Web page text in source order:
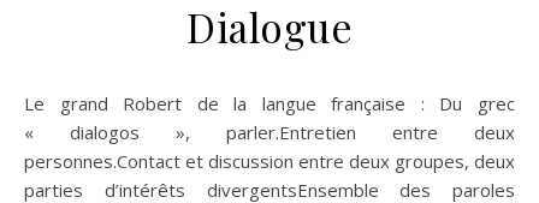
Dialogue
Le grand Robert de la langue française : Du grec
« dialogos », parler.Entretien entre deux
personnes.Contact et discussion entre deux groupes, deux
parties d’intérêts divergentsEnsemble des paroles